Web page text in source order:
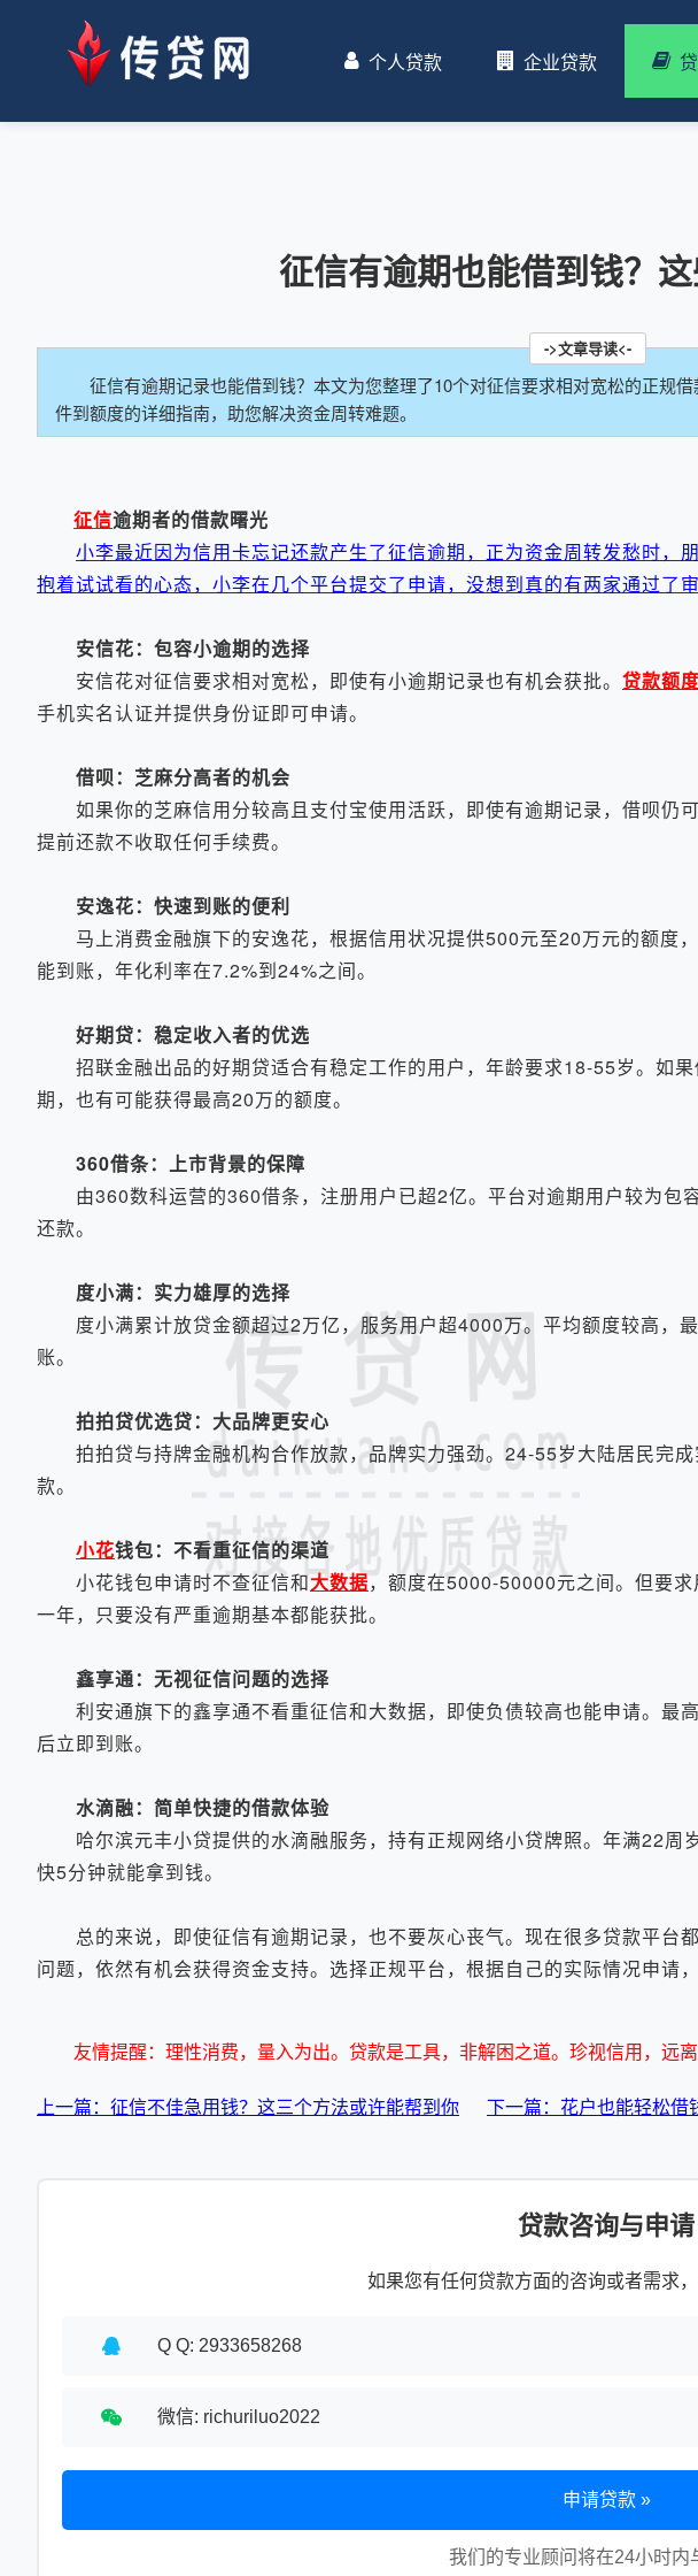
个人贷款 企业贷款
征信有逾期也能借到钱？
征信有逾期记录也能借到钱？本文为您整理了10个对征信要求相对宽松的正规
件到额度的详细指南，助您解决资金周转难题。
征信逾期者的借款曙光
小李最近因为信用卡忘记还款产生了征信逾期，正为资金周转发愁时，
抱着试试看的心态，小李在几个平台提交了申请，没想到真的有两家通过了
安信花：包容小逾期的选择
安信花对征信要求相对宽松，即使有小逾期记录也有机会获批。 贷款额度
手机实名认证并提供身份证即可申请。
借呗：芝麻分高者的机会
如果你的芝麻信用分较高且支付宝使用活跃，即使有逾期记录，借呗仍
提前还款不收取任何手续费。
安逸花：快速到账的便利
马上消费金融旗下的安逸花，根据信用状况提供500元至20万元的额度
能到账，年化利率在7.2%到24%之间。
好期贷：稳定收入者的优选
招联金融出品的好期贷适合有稳定工作的用户，年龄要求18-55岁。如果
期，也有可能获得最高20万的额度。
360借条：上市背景的保障
由360数科运营的360借条，注册用户已超2亿。平台对逾期用户较为包
还款。
度小满：实力雄厚的选择
度小满累计放贷金额超过2万亿，服务用户超4000万。平均额度较高，
账。
拍拍贷优选贷：大品牌更安心
拍拍贷与持牌金融机构合作放款，品牌实力强劲。24-55岁大陆居民完成
款。
小花钱包：不看重征信的渠道
小花钱包申请时不查征信和大数据，额度在5000-50000元之间。但要
一年，只要没有严重逾期基本都能获批。
鑫享通：无视征信问题的选择
利安通旗下的鑫享通不看重征信和大数据，即使负债较高也能申请。最
后立即到账。
水滴融：简单快捷的借款体验
哈尔滨元丰小贷提供的水滴融服务，持有正规网络小贷牌照。年满22周
快5分钟就能拿到钱。
总的来说，即使征信有逾期记录，也不要灰心丧气。现在很多贷款平台
问题，依然有机会获得资金支持。选择正规平台，根据自己的实际情况申请
友情提醒：理性消费，量入为出。贷款是工具，非解困之道。珍视信用，远
上一篇：征信不佳急用钱？这三个方法或许能帮到你 下一篇：花户也能轻松借
贷款咨询与申请
如果您有任何贷款方面的咨询或者需求，
Q Q: 2933658268
微信: richuriluo2022
申请贷款 »
我们的专业顾问将在24小时内